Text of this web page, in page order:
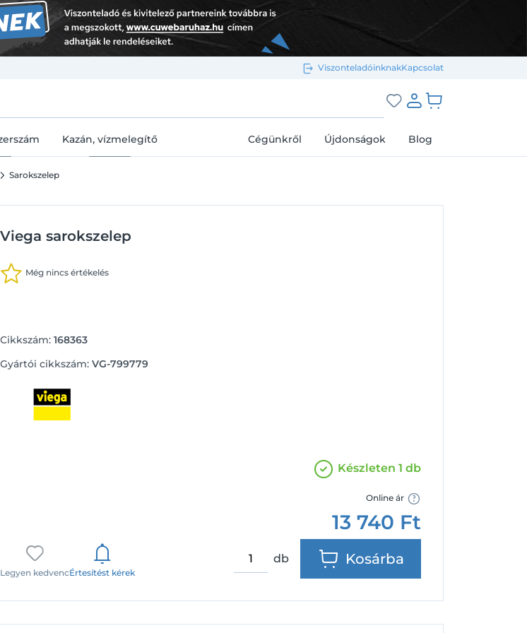
ViszonteladóinknakKapcsolat
Bejelentkezés e-mail-címmel
Kazán, vízmelegítő Cégünkről Újdonságok Blog
Sarokszelep
Viega sarokszelep
Még nincs értékelés
Cikkszám: 168363
Gyártói cikkszám: VG-799779
Legyen kedvencÉrtesítést kérek
Készleten 1 db
Online ár
13 740 Ft
db Kosárba